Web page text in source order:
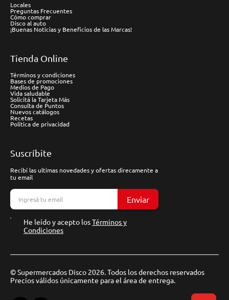
Locales
Preguntas Frecuentes
Cómo comprar
Disco al auto
¡Buenas Noticias y Beneficios de las Marcas!
Tienda Online
Términos y condiciones
Bases de promociones
Medios de Pago
Vida saludable
Solicitá la Tarjeta Más
Consulta de Puntos
Nuevos catálogos
Recetas
Política de privacidad
Suscríbite
Recibí las ultimas novedades y ofertas direcamente a
tu email
Enviar
He leído y acepto losTérminos y
Condiciones
© Supermercados Disco 2026. Todos los derechos reservados
Precios válidos únicamente para el área de entrega.